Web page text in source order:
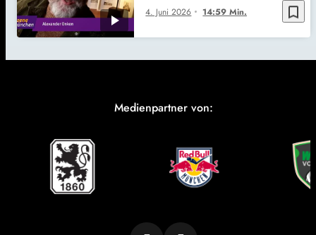
bookmark_border
4. Juni 2026 14:59 Min.
Medienpartner von: